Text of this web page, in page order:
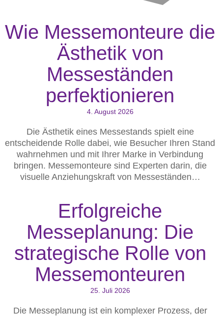
Wie Messemonteure die
Ästhetik von
Messeständen
perfektionieren
4. August 2026
Die Ästhetik eines Messestands spielt eine
entscheidende Rolle dabei, wie Besucher Ihren Stand
wahrnehmen und mit Ihrer Marke in Verbindung
bringen. Messemonteure sind Experten darin, die
visuelle Anziehungskraft von Messeständen…
Erfolgreiche
Messeplanung: Die
strategische Rolle von
Messemonteuren
25. Juli 2026
Die Messeplanung ist ein komplexer Prozess, der